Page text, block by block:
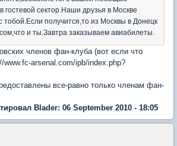
гостевой сектор.Наши друзья в Москве
тобой.Если получится,то из Москвы в Донецк
и ты.Завтра заказываем авиабилеты.
членов фан-клуба (вот если что
arsenal.com/ipb/index.php?
все-равно только членам фан-
Blader: 06 September 2010 - 18:05